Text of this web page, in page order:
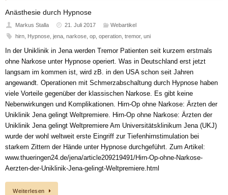
Anästhesie durch Hypnose
Markus Stalla 21. Juli 2017
Webartikel
hirn, Hypnose, jena, narkose, op, operation, tremor, uni
In der Uniklinik in Jena werden Tremor Patienten seit kurzem erstmals
ohne Narkose unter Hypnose operiert. Was in Deutschland erst jetzt
langsam im kommen ist, wird zB. in den USA schon seit Jahren
angewandt. Operationen mit Schmerzabschaltung durch Hypnose haben
viele Vorteile gegenüber der klassischen Narkose. Es gibt keine
Nebenwirkungen und Komplikationen. Hirn-Op ohne Narkose: Ärzten der
Uniklinik Jena gelingt Weltpremiere. Hirn-Op ohne Narkose: Ärzten der
Uniklinik Jena gelingt Weltpremiere Am Universitätsklinikum Jena (UKJ)
wurde der wohl weltweit erste Eingriff zur Tiefenhirnstimulation bei
starkem Zittern der Hände unter Hypnose durchgeführt. Zum Artikel:
www.thueringen24.de/jena/article209219491/Hirn-Op-ohne-Narkose-
Aerzten-der-Uniklinik-Jena-gelingt-Weltpremiere.html
Weiterlesen